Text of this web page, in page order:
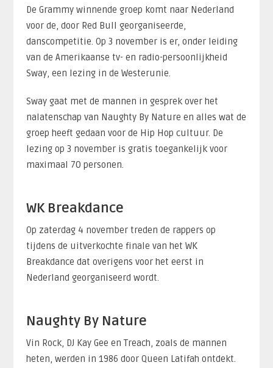
De Grammy winnende groep komt naar Nederland
voor de, door Red Bull georganiseerde,
danscompetitie. Op 3 november is er, onder leiding
van de Amerikaanse tv- en radio-persoonlijkheid
Sway, een lezing in de Westerunie.
Sway gaat met de mannen in gesprek over het
nalatenschap van Naughty By Nature en alles wat de
groep heeft gedaan voor de Hip Hop cultuur. De
lezing op 3 november is gratis toegankelijk voor
maximaal 70 personen.
WK Breakdance
Op zaterdag 4 november treden de rappers op
tijdens de uitverkochte finale van het WK
Breakdance dat overigens voor het eerst in
Nederland georganiseerd wordt.
Naughty By Nature
Vin Rock, DJ Kay Gee en Treach, zoals de mannen
heten, werden in 1986 door Queen Latifah ontdekt.